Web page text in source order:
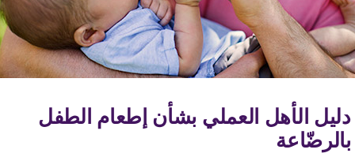
الأهل العملي بشأن إطعام الطفل